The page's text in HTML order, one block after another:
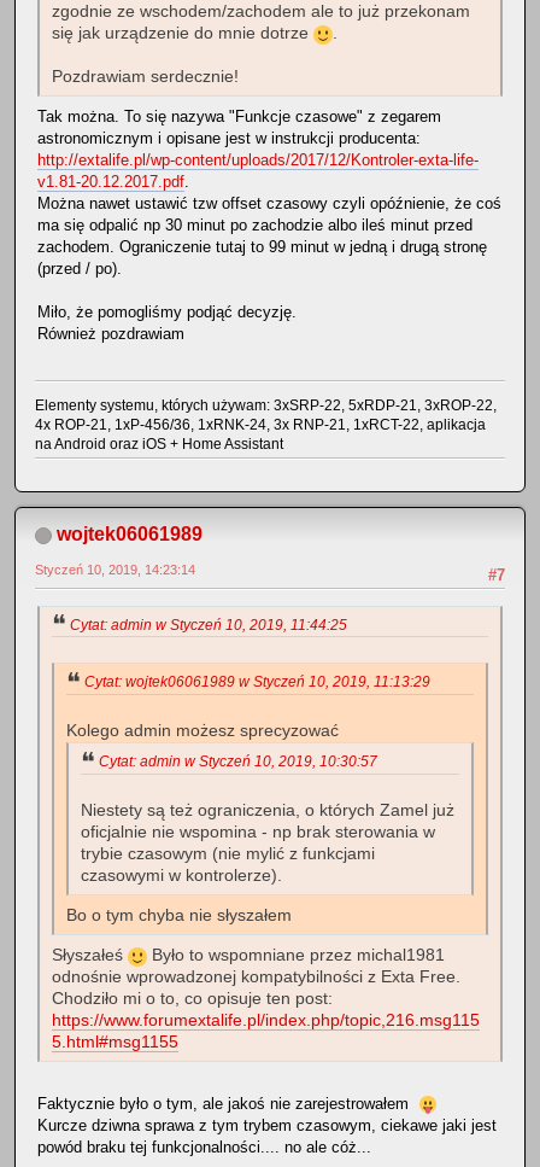
zgodnie ze wschodem/zachodem ale to już przekonam
się jak urządzenie do mnie dotrze
Pozdrawiam serdecznie!
Tak można. To się nazywa "Funkcje czasowe" z zegarem
astronomicznym i opisane jest w instrukcji producenta:
http://extalife.pl/wp-content/uploads/2017/12/Kontroler-exta-life-
v1.81-20.12.2017.pdf
Można nawet ustawić tzw offset czasowy czyli opóźnienie, że coś
ma się odpalić np 30 minut po zachodzie albo ileś minut przed
zachodem. Ograniczenie tutaj to 99 minut w jedną i drugą stronę
(przed / po).
Miło, że pomogliśmy podjąć decyzję.
Również pozdrawiam
Elementy systemu, których używam: 3xSRP-22, 5xRDP-21, 3xROP-22,
4x ROP-21, 1xP-456/36, 1xRNK-24, 3x RNP-21, 1xRCT-22, aplikacja
na Android oraz iOS + Home Assistant
wojtek06061989
#7
Styczeń 10, 2019, 14:23:14
Cytat: admin w Styczeń 10, 2019, 11:44:25
Cytat: wojtek06061989 w Styczeń 10, 2019, 11:13:29
Kolego admin możesz sprecyzować
Cytat: admin w Styczeń 10, 2019, 10:30:57
Niestety są też ograniczenia, o których Zamel już
oficjalnie nie wspomina - np brak sterowania w
trybie czasowym (nie mylić z funkcjami
czasowymi w kontrolerze).
Bo o tym chyba nie słyszałem
Słyszałeś
Było to wspomniane przez michal1981
odnośnie wprowadzonej kompatybilności z Exta Free.
Chodziło mi o to, co opisuje ten post:
https://www.forumextalife.pl/index.php/topic,216.msg115
5.html#msg1155
Faktycznie było o tym, ale jakoś nie zarejestrowałem
Kurcze dziwna sprawa z tym trybem czasowym, ciekawe jaki jest
powód braku tej funkcjonalności.... no ale cóż...